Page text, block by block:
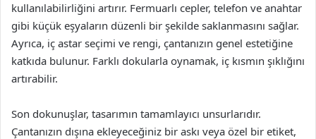
kullanılabilirliğini artırır. Fermuarlı cepler, telefon ve anahtar
gibi küçük eşyaların düzenli bir şekilde saklanmasını sağlar.
Ayrıca, iç astar seçimi ve rengi, çantanızın genel estetiğine
katkıda bulunur. Farklı dokularla oynamak, iç kısmın şıklığını
artırabilir.
Son dokunuşlar, tasarımın tamamlayıcı unsurlarıdır.
Çantanızın dışına ekleyeceğiniz bir askı veya özel bir etiket,